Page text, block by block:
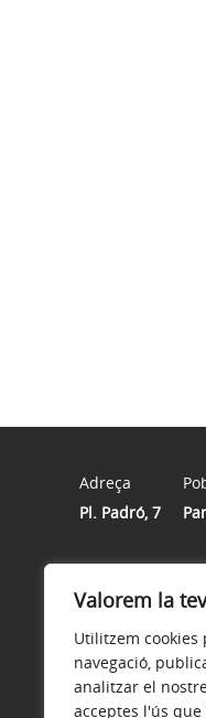
Valorem la
Utilitzem
navegació,
analitzar el
acceptes l'ús
Adreça
Pl. Padró, 7
De dilluns a
Avís legal